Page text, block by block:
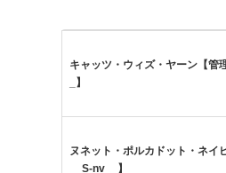
キャッツ・ウィズ・ヤーン【管
_】
ヌネット・ポルカドット・ネイ
__S-nv__】